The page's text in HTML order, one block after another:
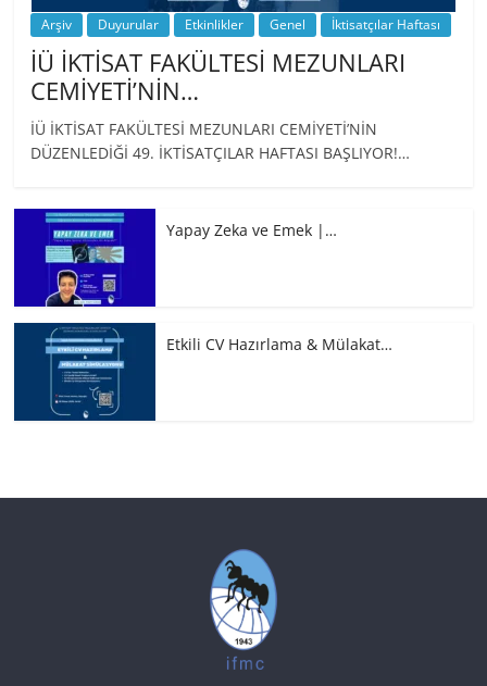
Arşiv Duyurular Etkinlikler Genel İktisatçılar Haftası
İÜ İKTİSAT FAKÜLTESİ MEZUNLARI
CEMİYETİ’NİN…
İÜ İKTİSAT FAKÜLTESİ MEZUNLARI CEMİYETİ’NİN
DÜZENLEDİĞİ 49. İKTİSATÇILAR HAFTASI BAŞLIYOR!…
Yapay Zeka ve Emek |…
Etkili CV Hazırlama & Mülakat…